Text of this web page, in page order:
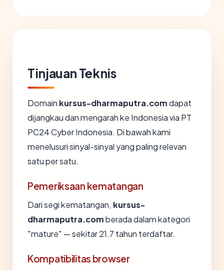
Tinjauan Teknis
Domain kursus-dharmaputra.comdapat
dijangkau dan mengarah ke Indonesia via PT
PC24 Cyber Indonesia. Di bawah kami
menelusuri sinyal-sinyal yang paling relevan
satu per satu.
Pemeriksaan kematangan
Dari segi kematangan, kursus-
dharmaputra.comberada dalam kategori
"mature" — sekitar 21.7 tahun terdaftar.
Kompatibilitas browser